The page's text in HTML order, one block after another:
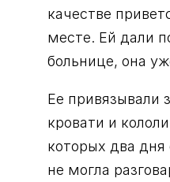
качестве
месте. Ей дали
больнице, она
Ее привязывали
кровати и
которых два дня
не могла